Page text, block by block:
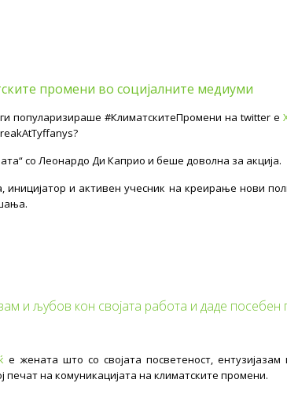
промени во социјалните медиуми
популаризираше #КлиматскитеПромени на twitter е
со Леонардо Ди Каприо и беше доволна за акција.
иницијатор и активен учесник на креирање нови
и љубов кон својата работа и даде посебен
е жената што со својата посветеност,
печат на комуникацијата на климатските промени.